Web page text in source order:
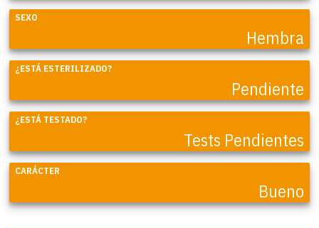
SEXO
Hembra
¿ESTÁ ESTERILIZADO?
Pendiente
¿ESTÁ TESTADO?
Tests Pendientes
CARÁCTER
Bueno